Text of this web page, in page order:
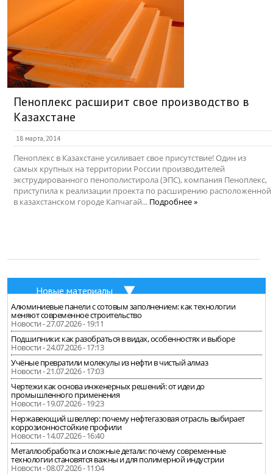
Пеноплекс расширит свое производство в
Казахстане
18 марта, 2014
Пеноплекс в Казахстане усиливает свое присутствие! Один из
самых крупных на территории России производителей
экструдированного пенополистирола (ЭПС), компания Пеноплекс,
приступила к реализации проекта по расширению расположенной
в казахстанском городе Капчагай... Подробнее »
Новые материалы
Алюминиевые панели с сотовым заполнением: как технологии
меняют современное строительство
Новости - 27.07.2026 - 19:11
Подшипники: как разобраться в видах, особенностях и выборе
Новости - 24.07.2026 - 17:13
Учёные превратили молекулы из нефти в чистый алмаз
Новости - 21.07.2026 - 17:03
Чертежи как основа инженерных решений: от идеи до
промышленного применения
Новости - 19.07.2026 - 19:23
Нержавеющий швеллер: почему нефтегазовая отрасль выбирает
коррозионностойкие профили
Новости - 14.07.2026 - 16:40
Металлообработка и сложные детали: почему современные
технологии становятся важны и для полимерной индустрии
Новости - 08.07.2026 - 11:04